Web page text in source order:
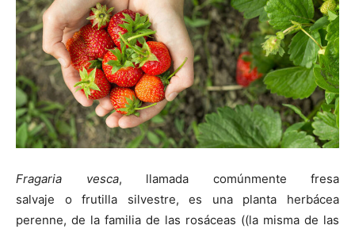
Fragaria vesca, llamada comúnmente fresa
salvaje o frutilla silvestre, es una planta herbácea
perenne, de la familia de las rosáceas ((la misma de las